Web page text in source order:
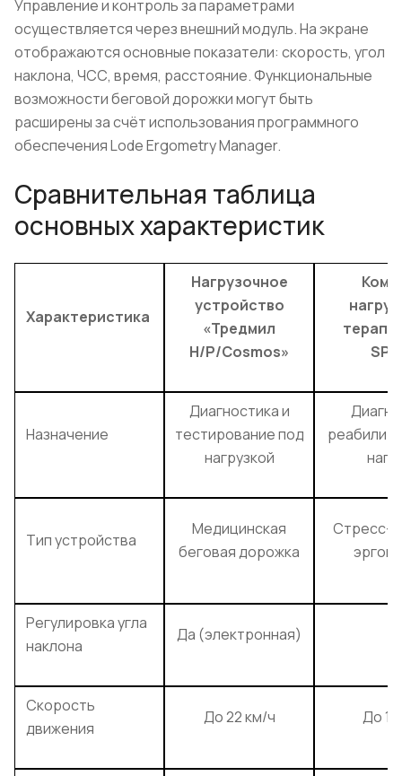
Управление и контроль за параметрами
осуществляется через внешний модуль. На экране
отображаются основные показатели: скорость, угол
наклона, ЧСС, время, расстояние. Функциональные
возможности беговой дорожки могут быть
расширены за счёт использования программного
обеспечения Lode Ergometry Manager.
Сравнительная таблица
основных характеристик
Характеристика
Нагрузочное
устройство
«Тредмил
H/P/Cosmos»
Назначение
Диагностика и
тестирование под
нагрузкой
Тип устройства
Медицинская
беговая дорожка
Стресс-
Регулировка угла
наклона
Да (электронная)
Скорость
движения
До 22 км/ч До